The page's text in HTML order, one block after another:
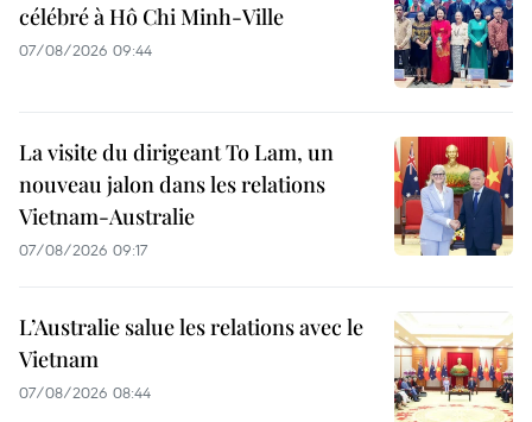
célébré à Hô Chi Minh-Ville
07/08/2026 09:44
La visite du dirigeant To Lam, un
nouveau jalon dans les relations
Vietnam-Australie
07/08/2026 09:17
L’Australie salue les relations avec le
Vietnam
07/08/2026 08:44